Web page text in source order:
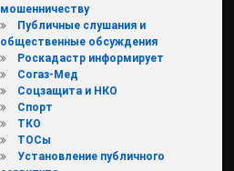
мошенничеству
Публичные слушания и
общественные обсуждения
Роскадастр информирует
Согаз-Мед
Соцзащита и НКО
Спорт
ТКО
ТОСы
Установление публичного